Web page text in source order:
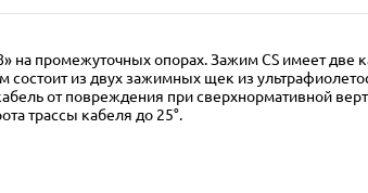
на промежуточных опорах. Зажим CS имеет
из двух зажимных щек из
от повреждения при сверхнормативной
трассы кабеля до 25°.